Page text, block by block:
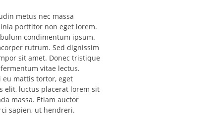
metus nec massa
porttitor non eget lorem.
condimentum ipsum.
rutrum. Sed dignissim
sit amet. Donec tristique
vitae lectus.
eu mattis tortor, eget
elit, luctus placerat lorem sit
massa. Etiam auctor
sapien, ut hendreri.